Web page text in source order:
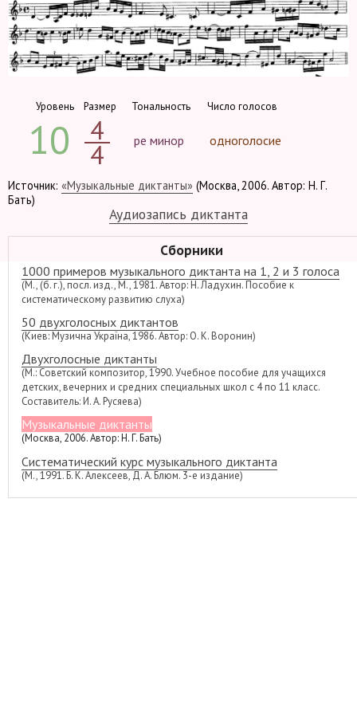
Уровень
10
Размер
4
4
Тональность
ре минор
Число голосов
одноголосие
Источник: «Музыкальные диктанты» (Москва, 2006. Автор: Н. Г.
Бать)
Аудиозапись диктанта
Сборники
1000 примеров музыкального диктанта на 1, 2 и 3 голоса
(М., (б. г.), посл. изд., М., 1981. Автор: Н. Ладухин. Пособие к
систематическому развитию слуха)
50 двухголосных диктантов
(Киев: Музична Україна, 1986. Автор: О. К. Воронин)
Двухголосные диктанты
(М.: Советский композитор, 1990. Учебное пособие для учащихся
детских, вечерних и средних специальных школ с 4 по 11 класс.
Составитель: И. А. Русяева)
Музыкальные диктанты
(Москва, 2006. Автор: Н. Г. Бать)
Систематический курс музыкального диктанта
(М., 1991. Б. К. Алексеев, Д. А. Блюм. 3-е издание)